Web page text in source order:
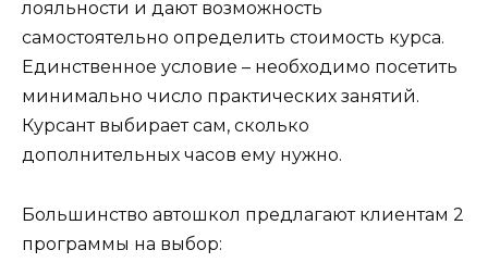
лояльности и дают возможность
самостоятельно определить стоимость курса.
Единственное условие – необходимо посетить
минимально число практических занятий.
Курсант выбирает сам, сколько
дополнительных часов ему нужно.
Большинство автошкол предлагают клиентам 2
программы на выбор: